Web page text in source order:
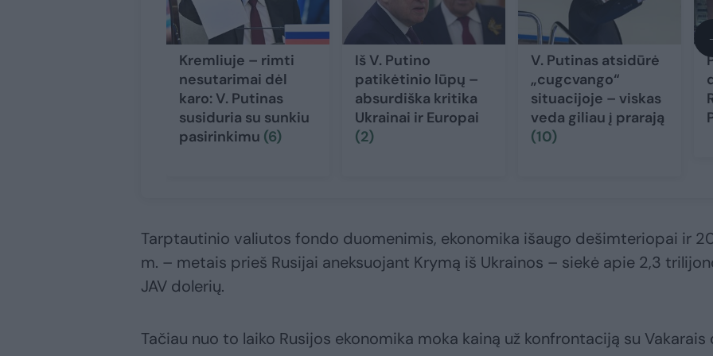
Kremliuje – rimti
nesutarimai dėl
karo: V. Putinas
susiduria su sunkiu
pasirinkimu (6)
Iš V. Putino
patikėtinio lūpų –
absurdiška kritika
Ukrainai ir Europai
(2)
V. Putinas atsidūrė
„cugcvango“
situacijoje – viskas
veda giliau į prarają
(10)
Tarptautinio valiutos fondo duomenimis, ekonomika išaugo dešimteriopai ir
m. – metais prieš Rusijai aneksuojant Krymą iš Ukrainos – siekė apie 2,3
JAV dolerių.
Tačiau nuo to laiko Rusijos ekonomika moka kainą už konfrontaciją su Vakarais